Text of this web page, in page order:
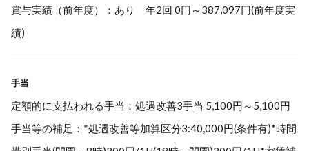
賞与実績（前年度）：あり 年2回 0円～387,097円(前年度実
績)
手当
定額的に支払われる手当：処遇改善3手当 5,100円～5,100円
手当等の補足：*処遇改善等加算区分3:40,000円(条件有)*時間